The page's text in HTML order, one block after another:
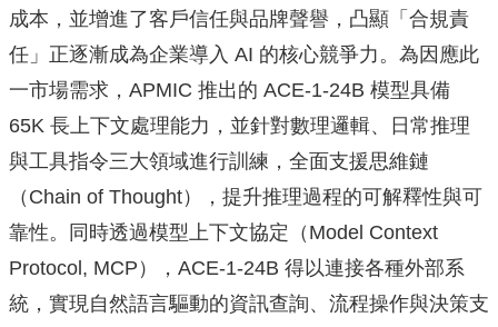
成本，並增進了客戶信任與品牌聲譽，凸顯「合規責
任」正逐漸成為企業導入 AI 的核心競爭力。為因應此
一市場需求，APMIC 推出的 ACE-1-24B 模型具備
65K 長上下文處理能力，並針對數理邏輯、日常推理
與工具指令三大領域進行訓練，全面支援思維鏈
（Chain of Thought），提升推理過程的可解釋性與可
靠性。同時透過模型上下文協定（Model Context
Protocol, MCP），ACE-1-24B 得以連接各種外部系
統，實現自然語言驅動的資訊查詢、流程操作與決策支